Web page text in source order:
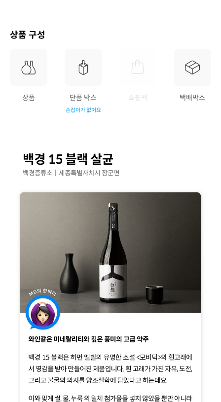
상품 구성
상품 단품 박스
손잡이가 없어요
쇼핑백 택배박스